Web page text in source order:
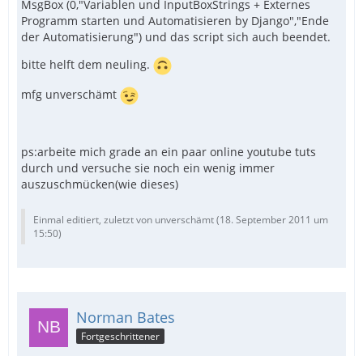
MsgBox (0,"Variablen und InputBoxStrings + Externes
Programm starten und Automatisieren by Django","Ende
der Automatisierung") und das script sich auch beendet.
bitte helft dem neuling.
mfg unverschämt
ps:arbeite mich grade an ein paar online youtube tuts
durch und versuche sie noch ein wenig immer
auszuschmücken(wie dieses)
Einmal editiert, zuletzt von unverschämt (18. September 2011 um
15:50)
Norman Bates
Fortgeschrittener